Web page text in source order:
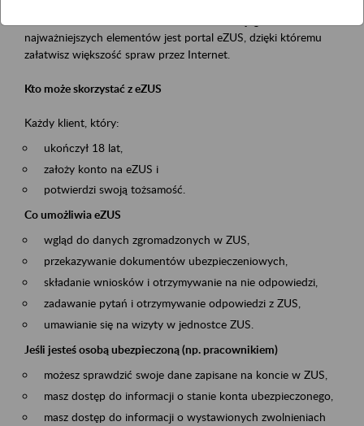
najważniejszych elementów jest portal eZUS, dzięki któremu
załatwisz większość spraw przez Internet.
Kto może skorzystać z eZUS
Każdy klient, który:
ukończył 18 lat,
założy konto na eZUS i
potwierdzi swoją tożsamość.
Co umożliwia eZUS
wgląd do danych zgromadzonych w ZUS,
przekazywanie dokumentów ubezpieczeniowych,
składanie wniosków i otrzymywanie na nie odpowiedzi,
zadawanie pytań i otrzymywanie odpowiedzi z ZUS,
umawianie się na wizyty w jednostce ZUS.
Jeśli jesteś osobą ubezpieczoną (np. pracownikiem)
możesz sprawdzić swoje dane zapisane na koncie w ZUS,
masz dostęp do informacji o stanie konta ubezpieczonego,
masz dostęp do informacji o wystawionych zwolnieniach